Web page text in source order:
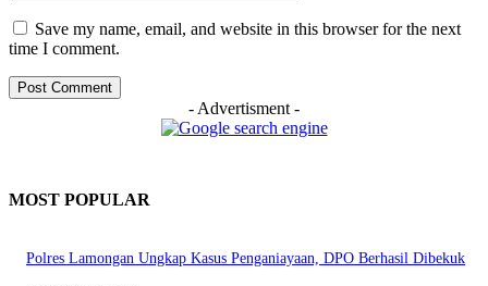
Save my name, email, and website in this browser for the next
time I comment.
- Advertisment -
MOST POPULAR
Polres Lamongan Ungkap Kasus Penganiayaan, DPO Berhasil Dibekuk